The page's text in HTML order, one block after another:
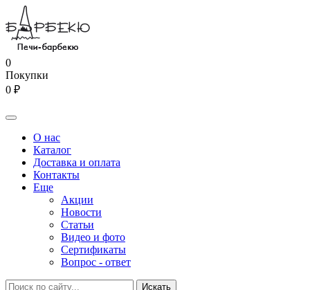
0
Покупки
0 ₽
О нас
Каталог
Доставка и оплата
Контакты
Еще
Акции
Новости
Статьи
Видео и фото
Сертификаты
Вопрос - ответ